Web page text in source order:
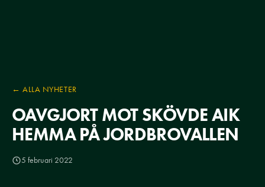
← ALLA NYHETER
OAVGJORT MOT SKÖVDE AIK
HEMMA PÅ JORDBROVALLEN
5 februari 2022